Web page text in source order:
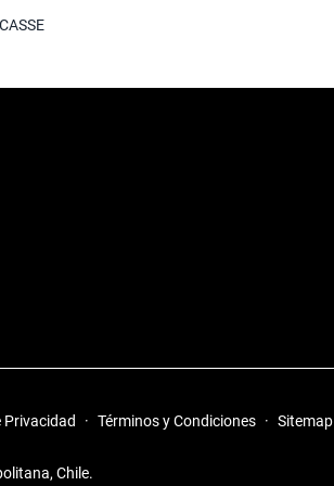
su transporte diario.
diferentes estilos de vida,
volante.
Privacidad · Términos y Condiciones · Sitemap
Chile.